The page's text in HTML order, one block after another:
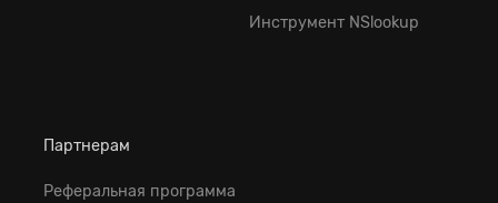
Инструмент NSlookup
Партнерам
Реферальная программа